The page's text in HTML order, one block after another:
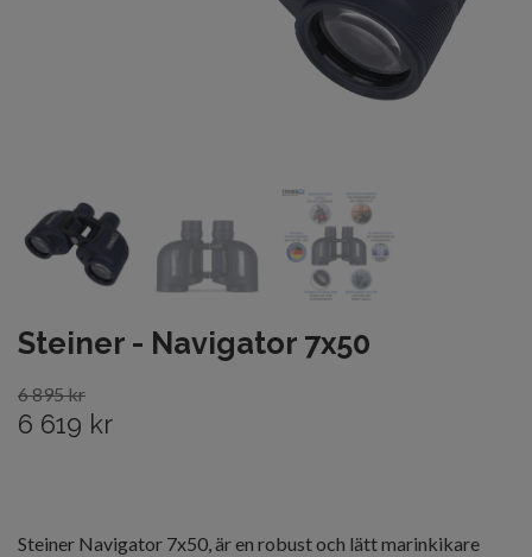
Steiner - Navigator 7x50
6 895 kr
6 619 kr
Steiner Navigator 7x50, är en robust och lätt marinkikare